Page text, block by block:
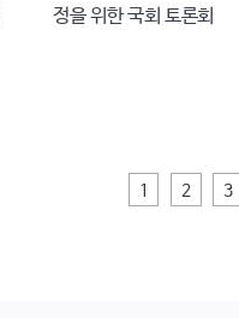
정을 위한 국회 토론회
1 2 3